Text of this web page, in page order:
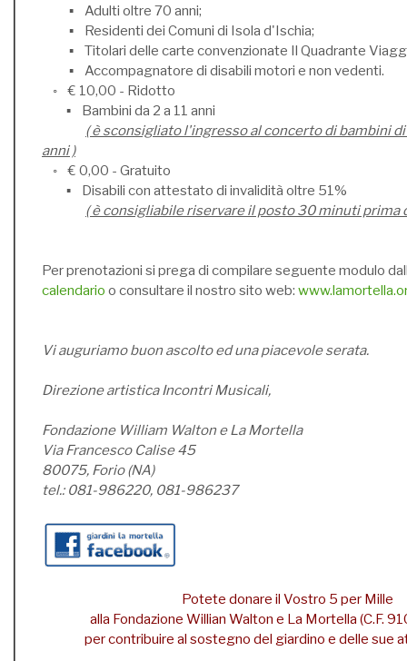
▪ Adulti oltre 70 anni;
▪ Residenti dei Comuni di Isola d'Ischia;
▪ Titolari delle carte convenzionate Il Quadrante
▪ Accompagnatore di disabili motori e non vedenti.
◦ € 10,00 - Ridotto
▪ Bambini da 2 a 11 anni
( è sconsigliato l'ingresso al concerto di bambini
anni )
◦ € 0,00 - Gratuito
▪ Disabili con attestato di invalidità oltre 51%
( è consigliabile riservare il posto 30 minuti prima
Per prenotazioni si prega di compilare seguente modulo
calendario o consultare il nostro sito web:
Vi auguriamo buon ascolto ed una piacevole serata.
Direzione artistica Incontri Musicali,
Fondazione William Walton e La Mortella
Via Francesco Calise 45
80075, Forio (NA)
tel.: 081-986220, 081-986237
Potete donare il Vostro 5 per Mille
alla Fondazione Willian Walton e La Mortella (C.F.
per contribuire al sostegno del giardino e delle sue